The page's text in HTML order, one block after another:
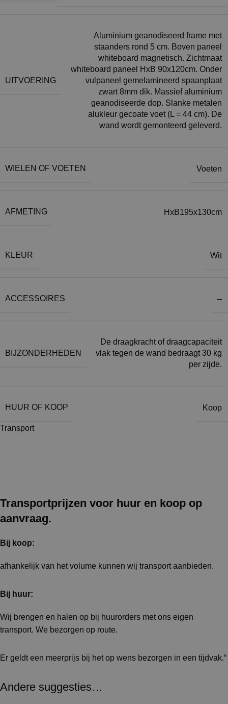
UITVOERING
Aluminium geanodiseerd frame met
staanders rond 5 cm. Boven paneel
whiteboard magnetisch. Zichtmaat
whiteboard paneel HxB 90x120cm. Onder
vulpaneel gemelamineerd spaanplaat
zwart 8mm dik. Massief aluminium
geanodiseerde dop. Slanke metalen
alukleur gecoate voet (L = 44 cm). De
wand wordt gemonteerd geleverd.
WIELEN OF VOETEN Voeten
AFMETING HxB195x130cm
KLEUR Wit
ACCESSOIRES –
BIJZONDERHEDEN
De draagkracht of draagcapaciteit
vlak tegen de wand bedraagt 30 kg
per zijde.
HUUR OF KOOP Koop
Transport
Transportprijzen voor huur en koop op
aanvraag.
Bij koop:
afhankelijk van het volume kunnen wij transport aanbieden.
Bij huur:
Wij brengen en halen op bij huurorders met ons eigen
transport. We bezorgen op route.
Er geldt een meerprijs bij het op wens bezorgen in een tijdvak.“
Andere suggesties…